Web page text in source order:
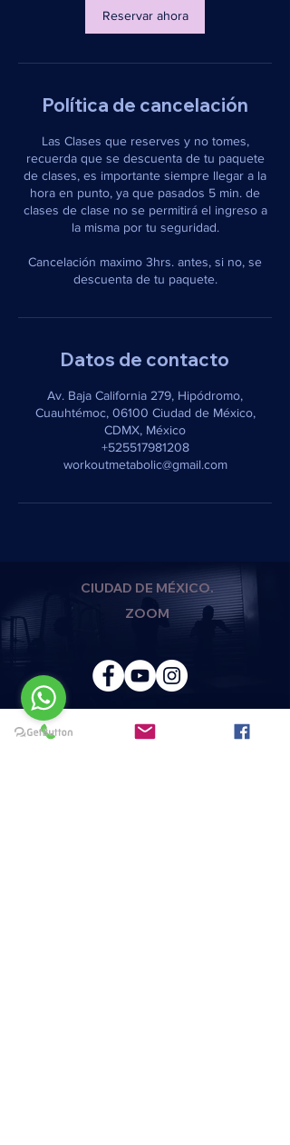
Reservar ahora
Política de cancelación
Las Clases que reserves y no tomes,
recuerda que se descuenta de tu paquete
de clases, es importante siempre llegar a la
hora en punto, ya que pasados 5 min. de
clases de clase no se permitirá el ingreso a
la misma por tu seguridad.
Cancelación maximo 3hrs. antes, si no, se
descuenta de tu paquete.
Datos de contacto
Av. Baja California 279, Hipódromo,
Cuauhtémoc, 06100 Ciudad de México,
CDMX, México
+525517981208
workoutmetabolic@gmail.com
CIUDAD DE MÉXICO.
ZOOM